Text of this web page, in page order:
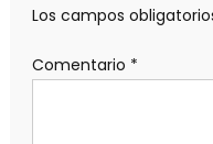
Los campos
Comentario *